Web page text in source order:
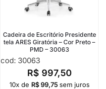
Cadeira de Escritório Presidente
tela ARES Giratória – Cor Preto –
PMD – 30063
cod: 30063
R$ 997,50
10x de R$99,75 sem juros